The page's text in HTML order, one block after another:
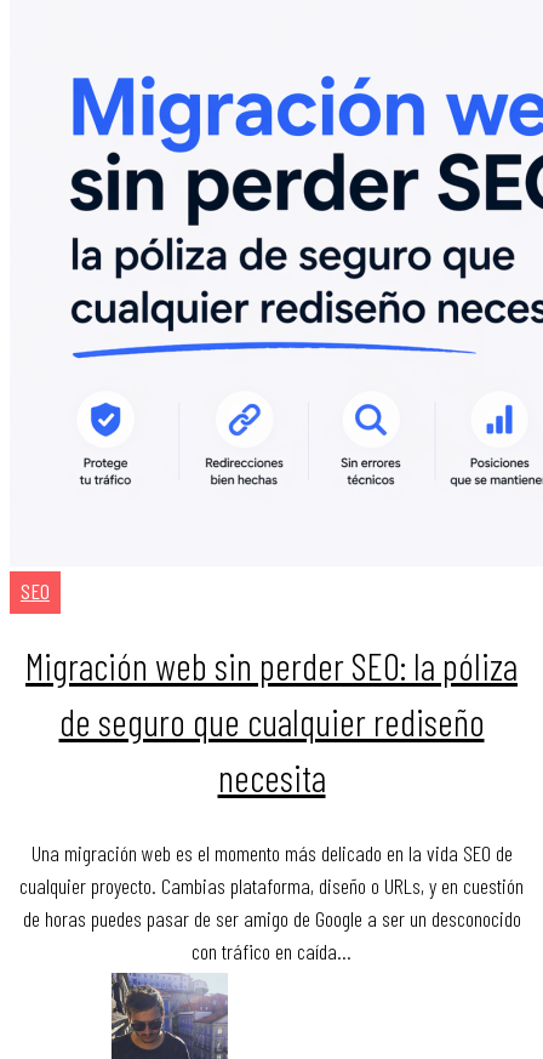
SEO
Migración web sin perder SEO: la póliza
de seguro que cualquier rediseño
necesita
Una migración web es el momento más delicado en la vida SEO de
cualquier proyecto. Cambias plataforma, diseño o URLs, y en cuestión
de horas puedes pasar de ser amigo de Google a ser un desconocido
con tráfico en caída…